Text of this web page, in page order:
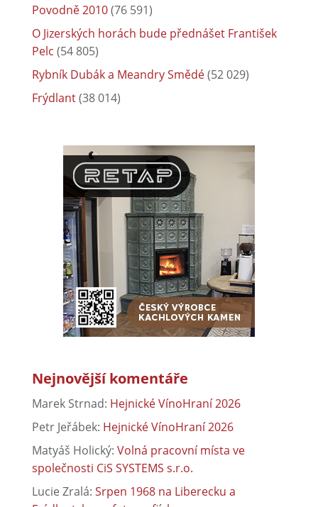
Povodně 2010(76 591)
O Jizerských horách bude přednášet František
Pelc (54 805)
Rybník Dubák a Meandry Smědé(52 029)
Frýdlant(38 014)
Nejnovější komentáře
Marek Strnad: Hejnické VínoHraní 2026
Petr Jeřábek: Hejnické VínoHraní 2026
Matyáš Holický: Volná pracovní místa ve
společnosti CiS SYSTEMS s.r.o.
Lucie Zralá: Srpen 1968 na Liberecku a